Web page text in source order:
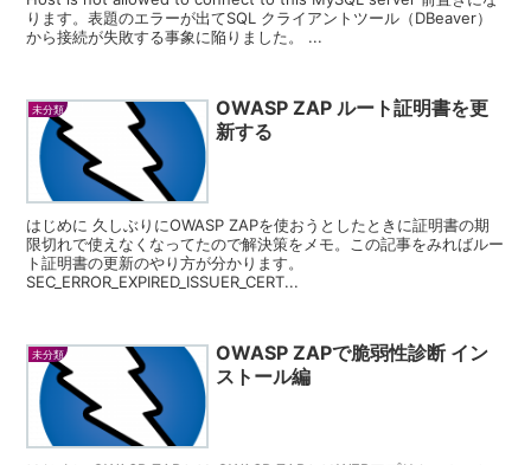
ります。表題のエラーが出てSQL クライアントツール（DBeaver）
から接続が失敗する事象に陥りました。 ...
未分類
OWASP ZAP ルート証明書を更
新する
はじめに 久しぶりにOWASP ZAPを使おうとしたときに証明書の期
限切れで使えなくなってたので解決策をメモ。この記事をみればルー
ト証明書の更新のやり方が分かります。
SEC_ERROR_EXPIRED_ISSUER_CERT...
未分類
OWASP ZAPで脆弱性診断 イン
ストール編